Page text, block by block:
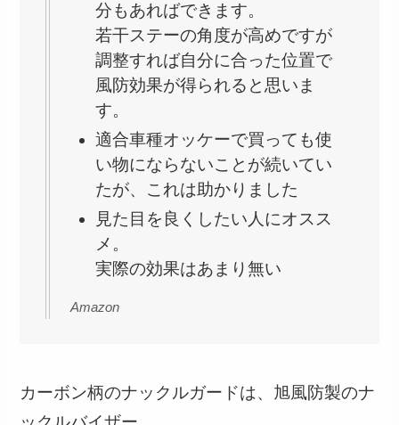
分もあればできます。
若干ステーの角度が高めですが
調整すれば自分に合った位置で
風防効果が得られると思いま
す。
適合車種オッケーで買っても使
い物にならないことが続いてい
たが、これは助かりました
見た目を良くしたい人にオスス
メ。
実際の効果はあまり無い
Amazon
カーボン柄のナックルガードは、旭風防製のナ